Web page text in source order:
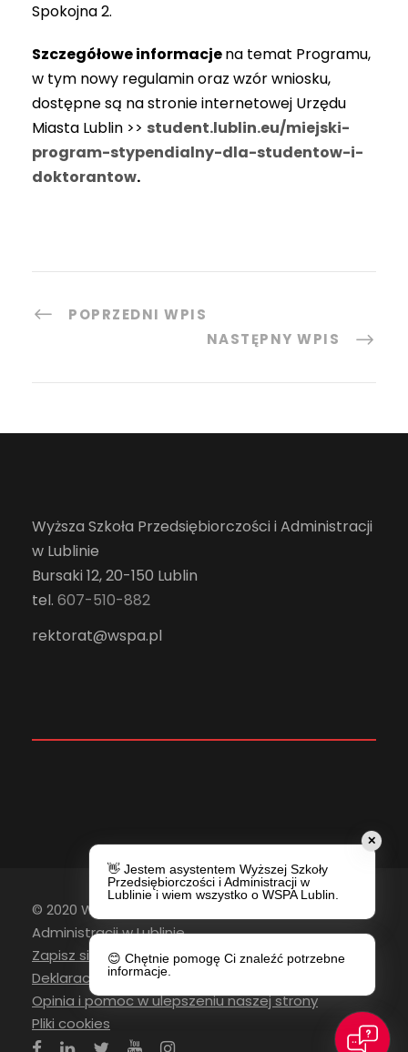
Spokojna 2.
Szczegółowe informacjena temat Programu,
w tym nowy regulamin oraz wzór wniosku,
dostępne są na stronie internetowej Urzędu
Miasta Lublin >> student.lublin.eu/miejski-
program-stypendialny-dla-studentow-i-
doktorantow.
POPRZEDNI WPIS
NASTĘPNY WPIS
Wyższa Szkoła Przedsiębiorczości i Administracji
w Lublinie
Bursaki 12, 20-150 Lublin
tel. 607-510-882
rektorat@wspa.pl
© 2020 Wyższa Szkoła Przedsiębiorczości i
Administracji w Lublinie
Zapisz się do newslettera
Deklaracja Dostępności
Opinia i pomoc w ulepszeniu naszej strony
Pliki cookies
✕
👋 Jestem asystentem Wyższej Szkoły
Przedsiębiorczości i Administracji w
Lublinie i wiem wszystko o WSPA Lublin.
😊 Chętnie pomogę Ci znaleźć potrzebne
informacje.